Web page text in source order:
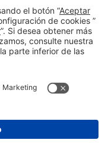
de privacidad